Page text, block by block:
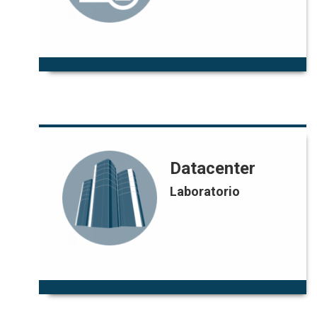
Datacenter
Laboratorio
Datacenter
Responsable:
Juan Diego Jiménez
admonsis@uniandes.edu.co